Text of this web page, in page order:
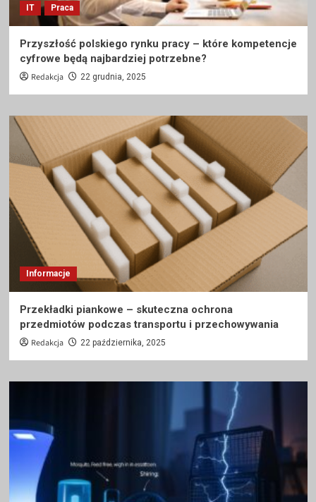
IT Praca
Przyszłość polskiego rynku pracy – które kompetencje
cyfrowe będą najbardziej potrzebne?
Redakcja 22 grudnia, 2025
Informacje
Przekładki piankowe – skuteczna ochrona
przedmiotów podczas transportu i przechowywania
Redakcja 22 października, 2025